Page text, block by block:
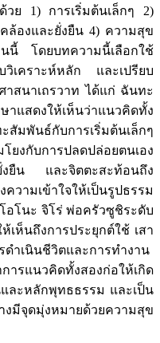
วย 1) การเริ่มต้นเล็กๆ 2)
ล้องและยั่งยืน 4) ความสุข
โดยบทความนี้เลือกใช้
วิเคราะห์หลัก และเปรียบ
สนาเถรวาท ได้แก่ ฉันทะ
าแสดงให้เห็นว่าแนวคิดทั้ง
มพันธ์กับการเริ่มต้นเล็กๆ
ยงกับการปลดปล่อยตนเอง
งยืน และจิตตะสะท้อนถึง
วามเข้าใจให้เป็นรูปธรรม
โนะ จิโร่ พ่อครัวซูชิระดับ
ห็นถึงการประยุกต์ใช้ เสา
ำเนินชีวิตและการทำงาน
รแนวคิดทั้งสองก่อให้เกิด
ละหลักพุทธธรรม และเป็น
มีจุดมุ่งหมายด้วยความสุข